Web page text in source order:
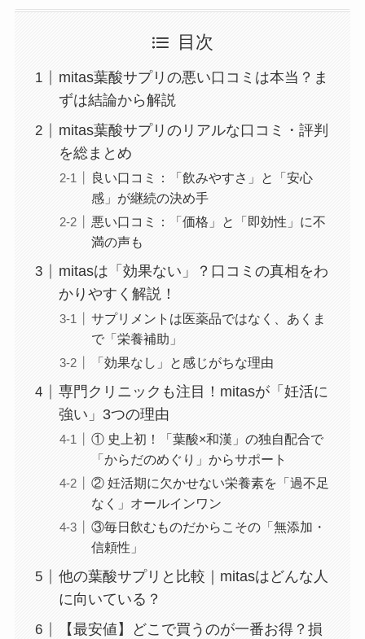
目次
mitas葉酸サプリの悪い口コミは本当？ま
ずは結論から解説
mitas葉酸サプリのリアルな口コミ・評判
を総まとめ
良い口コミ：「飲みやすさ」と「安心
感」が継続の決め手
悪い口コミ：「価格」と「即効性」に不
満の声も
mitasは「効果ない」？口コミの真相をわ
かりやすく解説！
サプリメントは医薬品ではなく、あくま
で「栄養補助」
「効果なし」と感じがちな理由
専門クリニックも注目！mitasが「妊活に
強い」3つの理由
① 史上初！「葉酸×和漢」の独自配合で
「からだのめぐり」からサポート
② 妊活期に欠かせない栄養素を「過不足
なく」オールインワン
③毎日飲むものだからこその「無添加・
信頼性」
他の葉酸サプリと比較｜mitasはどんな人
に向いている？
【最安値】どこで買うのが一番お得？損